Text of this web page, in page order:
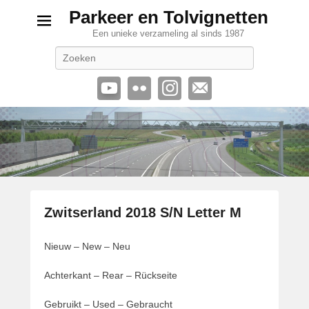
Parkeer en Tolvignetten
Een unieke verzameling al sinds 1987
Zwitserland 2018 S/N Letter M
e
l
Nieuw – New – Neu
Achterkant – Rear – Rückseite
Gebruikt – Used – Gebraucht